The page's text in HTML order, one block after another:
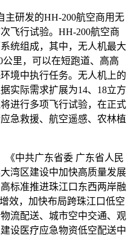
主研发的HH-200航空商用无
飞行试验。HH-200航空商
统组成，其中，无人机最大
公里，可以在短跑道、高高
境中执行任务。无人机上的
实际需求扩展为14、18立方
进行多项飞行试验，在正式
急救援、航空遥感、农林植
《中共广东省委 广东省人民
湾区建设中加快高质量发展
标准推进珠江口东西两岸融
效，加快布局跨珠江口低空
流配送、城市空中交通、观
设医疗应急物资低空配送中